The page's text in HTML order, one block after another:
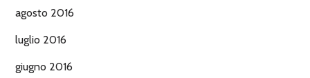
agosto 2016
luglio 2016
giugno 2016